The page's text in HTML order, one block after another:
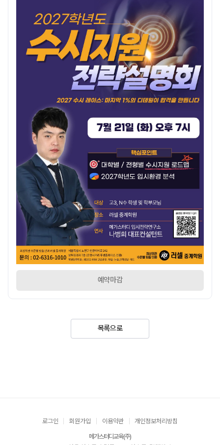
예약마감
목록으로
로그인 회원가입 이용약관 개인정보처리방침
메가스터디교육(주)